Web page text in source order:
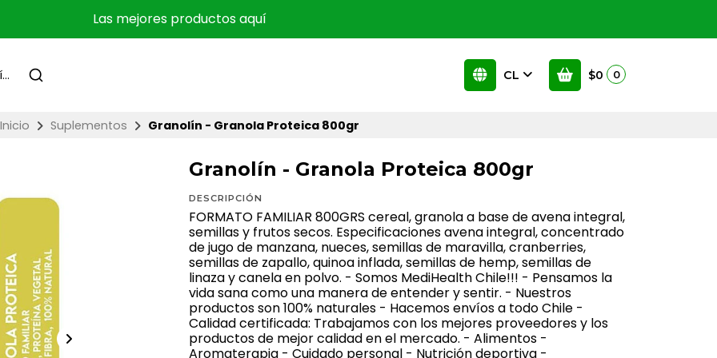
Las mejores productos aquí
CL $0 0
Inicio Suplementos Granolín - Granola Proteica 800gr
Granolín - Granola Proteica 800gr
DESCRIPCIÓN
FORMATO FAMILIAR 800GRS cereal, granola a base de avena integral,
semillas y frutos secos. Especificaciones avena integral, concentrado
de jugo de manzana, nueces, semillas de maravilla, cranberries,
semillas de zapallo, quinoa inflada, semillas de hemp, semillas de
linaza y canela en polvo. - Somos MediHealth Chile!!! - Pensamos la
vida sana como una manera de entender y sentir. - Nuestros
productos son 100% naturales - Hacemos envíos a todo Chile -
Calidad certificada: Trabajamos con los mejores proveedores y los
productos de mejor calidad en el mercado. - Alimentos -
Aromaterapia - Cuidado personal - Nutrición deportiva -